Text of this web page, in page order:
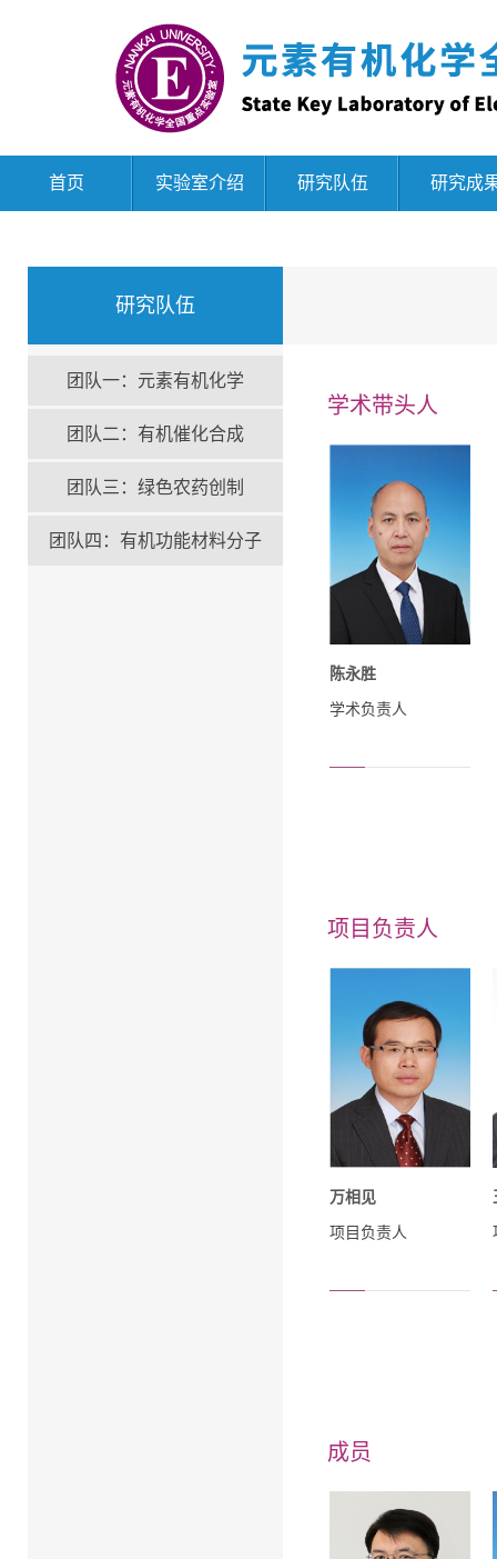
首页 实验室介绍 研究队伍 研究成
研究队伍
团队一：元素有机化学
团队二：有机催化合成
团队三：绿色农药创制
团队四：有机功能材料分子
学术带头人
陈永胜
学术负责人
项目负责人
万相见
项目负责人
成员